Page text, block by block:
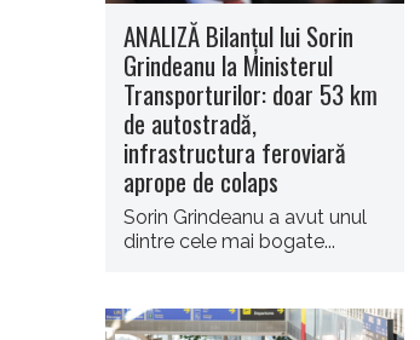
ANALIZĂ Bilanțul lui Sorin
Grindeanu la Ministerul
Transporturilor: doar 53 km
de autostradă,
infrastructura feroviară
aprope de colaps
Sorin Grindeanu a avut unul
dintre cele mai bogate...